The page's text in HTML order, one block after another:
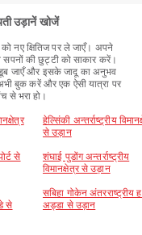
उड़ानें खोजें
नए क्षितिज पर ले जाएँ। अपने
की छुट्टी को साकार करें।
जाएँ और इसके जादू का अनुभव
बुक करें और एक ऐसी यात्रा पर
से भरा हो।
हेल्सिंकी अन्तर्राष्ट्रीय
से उड़ान
से
शंघाई पुडोंग अन्तर्राष्ट्रीय
विमानक्षेत्र से उड़ान
से
सबिहा गोकेन अंतरराष्ट्रीय
अड्डा से उड़ान